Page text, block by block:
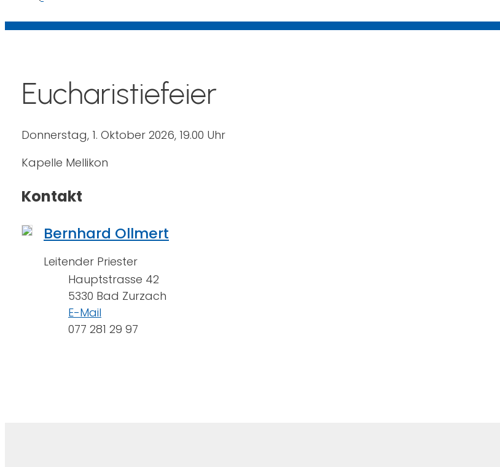
Eucharistiefeier
Donnerstag, 1. Oktober 2026, 19.00 Uhr
Kapelle Mellikon
Kontakt
Bernhard Ollmert
Leitender Priester
Hauptstrasse 42
5330 Bad Zurzach
E-Mail
077 281 29 97